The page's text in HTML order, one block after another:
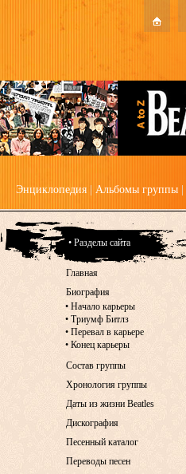
Энциклопедия Альбомы группы
• Разделы сайта
Главная
Биография
• Начало карьеры
• Триумф Битлз
• Перевал в карьере
• Конец карьеры
Состав группы
Хронология группы
Даты из жизни Beatles
Дискография
Песенный каталог
Переводы песен